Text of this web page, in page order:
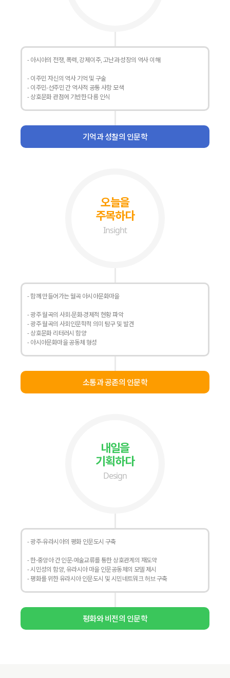
- 아시아의 전쟁, 폭력, 강제이주, 고난과 성장의 역사 이해
- 이주민 자신의 역사 기억 및 구술
- 이주민-선주민 간 역사적 공통 사항 모색
- 상호문화 관점에 기반한 다름 인식
기억과 성찰의 인문학
오늘을
주목하다
Insight
- 함께 만들어가는 월곡 아시아문화마을
- 광주 월곡의 사회‧문화‧경제적 현황 파악
- 광주 월곡의 사회인문학적 의미 탐구 및 발견
- 상호문화 리터러시 함양
- 아시아문화마을 공동체 형성
소통과 공존의 인문학
내일을
기획하다
Design
- 광주-유라시아의 평화 인문도시 구축
- 한-중앙아 간 인문‧예술교류를 통한 상호관계의 재도약
- 시민성의 함양, 유라시아 마을 인문공동체의 모델 제시
- 평화를 위한 유라시아 인문도시 및 시민네트워크 허브 구축
평화와 비전의 인문학